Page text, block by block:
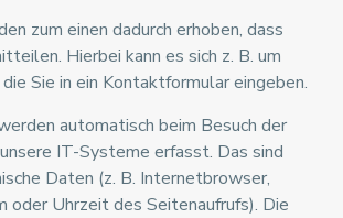
zum einen dadurch erhoben, dass
Hierbei kann es sich z. B. um
Sie in ein Kontaktformular eingeben.
automatisch beim Besuch der
IT-Systeme erfasst. Das sind
Daten (z. B. Internetbrowser,
oder Uhrzeit des Seitenaufrufs). Die